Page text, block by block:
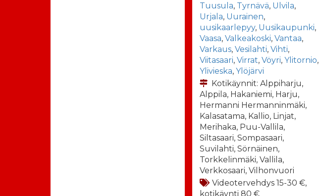
Tuusula, Tyrnävä, Ulvila,
Urjala, Uurainen,
uusikaarlepyy, Uusikaupunki,
Vaasa,Valkeakoski,Vantaa,
Varkaus,Vesilahti,Vihti,
Viitasaari,Virrat,Vöyri,Ylitornio,
Ylivieska,Ylöjärvi
Kotikäynnit: Alppiharju,
Alppila, Hakaniemi, Harju,
Hermanni Hermanninmäki,
Kalasatama, Kallio, Linjat,
Merihaka, Puu-Vallila,
Siltasaari, Sompasaari,
Suvilahti, Sörnäinen,
Torkkelinmäki, Vallila,
Verkkosaari, Vilhonvuori
Videotervehdys 15-30 €,
kotikäynti 80 €